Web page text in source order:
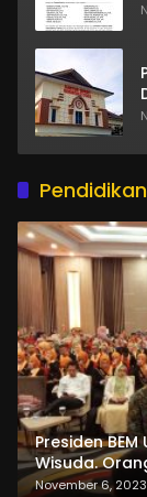
Pendidikan
Presiden
Wisuda.
dan
November 6, 2023